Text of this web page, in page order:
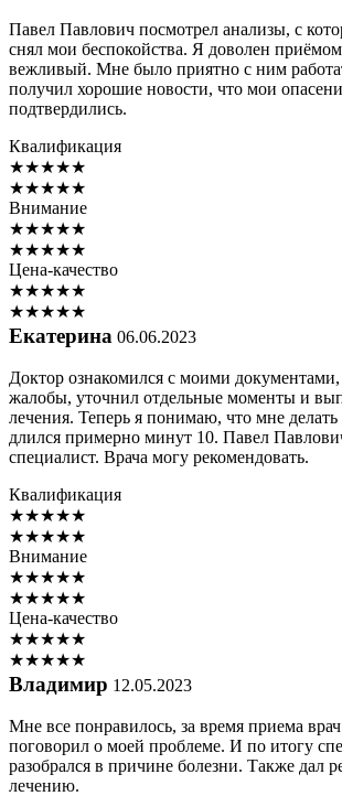
Павел Павлович посмотрел анализы, с
снял мои беспокойства. Я доволен
вежливый. Мне было приятно с ним
получил хорошие новости, что мои
подтвердились.
Квалификация
★★★★★
★★★★★
Внимание
★★★★★
★★★★★
Цена-качество
★★★★★
★★★★★
Екатерина 06.06.2023
Доктор ознакомился с моими
жалобы, уточнил отдельные моменты и
лечения. Теперь я понимаю, что мне
длился примерно минут 10. Павел
специалист. Врача могу рекомендовать.
Квалификация
★★★★★
★★★★★
Внимание
★★★★★
★★★★★
Цена-качество
★★★★★
★★★★★
Владимир 12.05.2023
Мне все понравилось, за время приема
поговорил о моей проблеме. И по итогу
разобрался в причине болезни. Также дал
лечению.